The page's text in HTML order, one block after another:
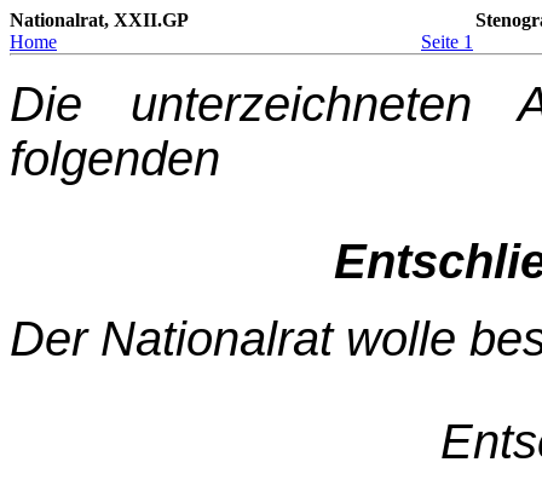
Nationalrat, XXII.GP
Home
Seite 1
Die unterzeichneten
folgenden
Der Nationalrat wolle